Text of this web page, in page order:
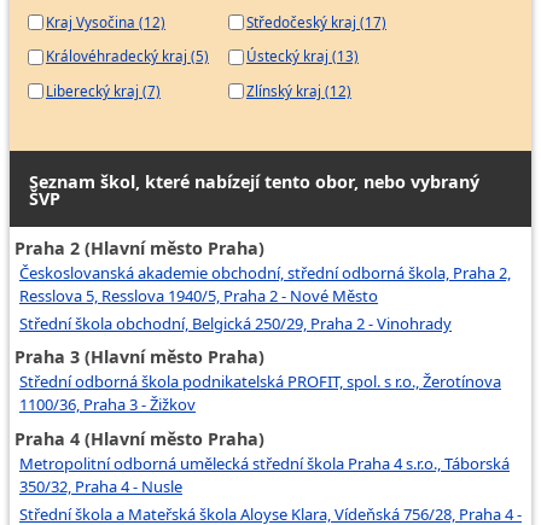
Kraj Vysočina (12)
Královéhradecký kraj (5)
Liberecký kraj (7)
Středočeský kraj (17)
Ústecký kraj (13)
Zlínský kraj (12)
Seznam škol, které nabízejí tento obor, nebo vybraný
ŠVP
Praha 2 (Hlavní město Praha)
Českoslovanská akademie obchodní, střední odborná škola, Praha 2,
Resslova 5, Resslova 1940/5, Praha 2 - Nové Město
Střední škola obchodní, Belgická 250/29, Praha 2 - Vinohrady
Praha 3 (Hlavní město Praha)
Střední odborná škola podnikatelská PROFIT, spol. s r.o., Žerotínova
1100/36, Praha 3 - Žižkov
Praha 4 (Hlavní město Praha)
Metropolitní odborná umělecká střední škola Praha 4 s.r.o., Táborská
350/32, Praha 4 - Nusle
Střední škola a Mateřská škola Aloyse Klara, Vídeňská 756/28, Praha 4 -